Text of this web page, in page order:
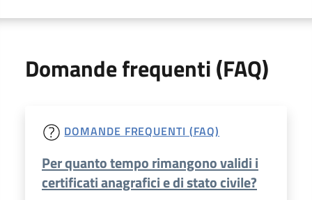
Domande frequenti (FAQ)
DOMANDE FREQUENTI (FAQ)
Per quanto tempo rimangono validi i
certificati anagrafici e di stato civile?